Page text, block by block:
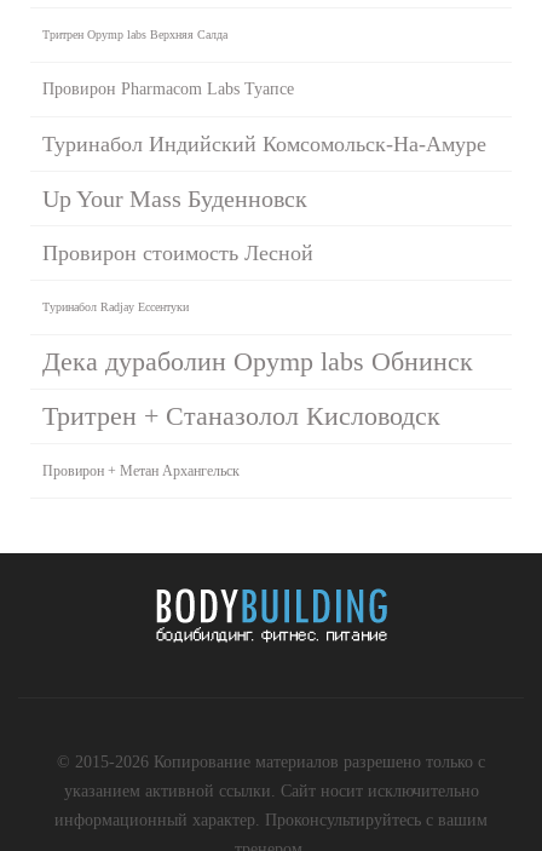
Тритрен Opymp labs Верхняя Салда
Провирон Pharmacom Labs Туапсе
Туринабол Индийский Комсомольск-На-Амуре
Up Your Mass Буденновск
Провирон стоимость Лесной
Туринабол Radjay Ессентуки
Дека дураболин Opymp labs Обнинск
Тритрен + Станазолол Кисловодск
Провирон + Метан Архангельск
© 2015-2026 Копирование материалов разрешено только с
указанием активной ссылки. Сайт носит исключительно
информационный характер. Проконсультируйтесь с вашим